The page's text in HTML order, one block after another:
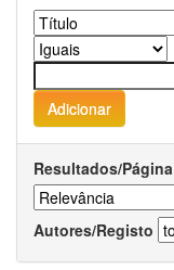
Resultados/Página
Autores/Registo